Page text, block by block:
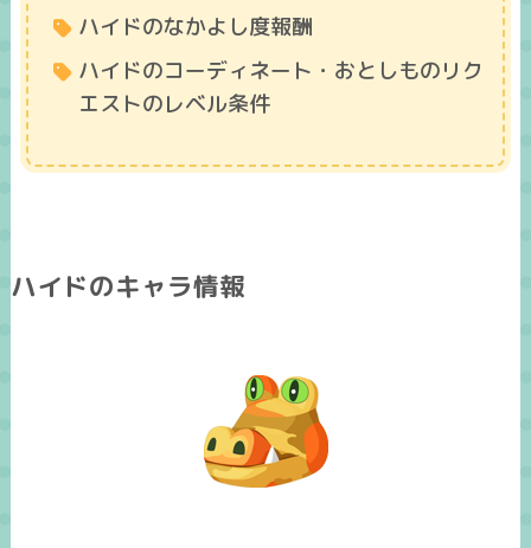
ハイドのなかよし度報酬
ハイドのコーディネート・おとしものリク
エストのレベル条件
ハイドのキャラ情報